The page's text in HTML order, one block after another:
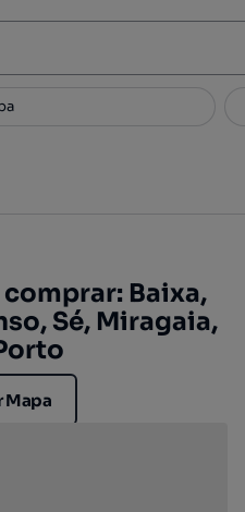
3
Baixa,
Sé, Miragaia,
Mapa